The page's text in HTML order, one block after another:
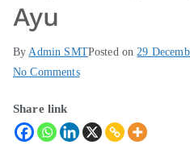
Ayu
By Admin SMTPosted on 29
No Comments
Share link